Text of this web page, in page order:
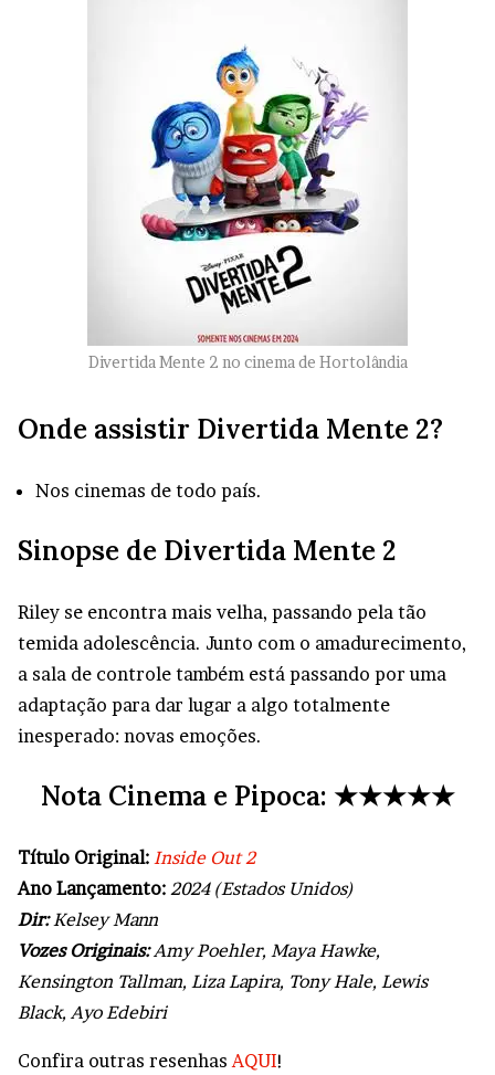
Divertida Mente 2 no cinema de Hortolândia
Onde assistir Divertida Mente 2?
Nos cinemas de todo país.
Sinopse de Divertida Mente 2
Riley se encontra mais velha, passando pela tão
temida adolescência. Junto com o amadurecimento,
a sala de controle também está passando por uma
adaptação para dar lugar a algo totalmente
inesperado: novas emoções.
Nota Cinema e Pipoca: ★★★★★
Título Original: Inside Out 2
Ano Lançamento: 2024 (Estados Unidos)
Dir: Kelsey Mann
Vozes Originais:Amy Poehler, Maya Hawke,
Kensington Tallman, Liza Lapira, Tony Hale, Lewis
Black, Ayo Edebiri
Confira outras resenhas AQUI!